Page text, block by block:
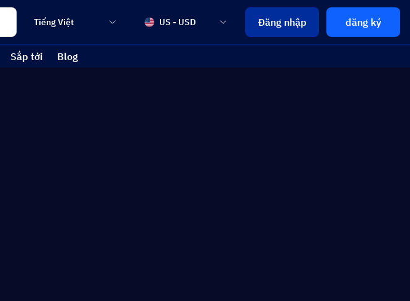
Tiếng Việt US - USD Đăng nhập đăng ký
Sắp tới Blog